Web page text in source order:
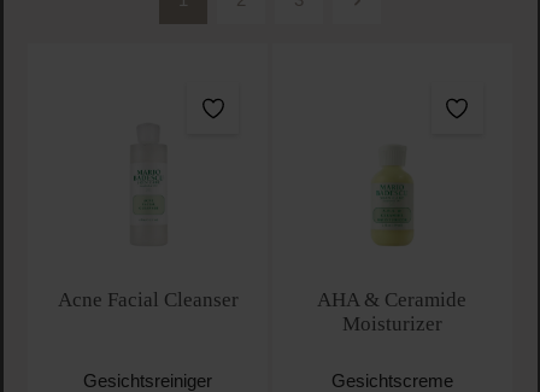
Seite Seite Seite
Acne Facial Cleanser
Gesichtsreiniger
AHA & Ceramide
Moisturizer
Gesichtscreme